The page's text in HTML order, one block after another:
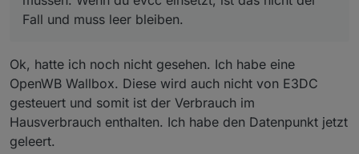
Fall und muss leer bleiben.
Ok, hatte ich noch nicht gesehen. Ich habe eine
OpenWB Wallbox. Diese wird auch nicht von E3DC
gesteuert und somit ist der Verbrauch im
Hausverbrauch enthalten. Ich habe den Datenpunkt jetzt
geleert.